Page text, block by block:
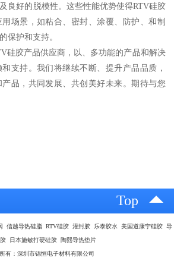
良好的脱模性。这些性能优势使得RTV硅胶
场景，如粘合、密封、涂覆、防护、和制
保护和支持。
硅胶产品供应商，以、多功能的产品和解决
支持。我们将继续不断、提升产品品质，
品，共同发展、共创美好未来。期待与您
Top
信越导热硅脂 RTV硅胶 灌封胶 乐泰胶水 美国道康宁硅胶 导
日本施敏打硬硅胶 陶熙导热垫片
有：深圳市锦恒电子材料有限公司